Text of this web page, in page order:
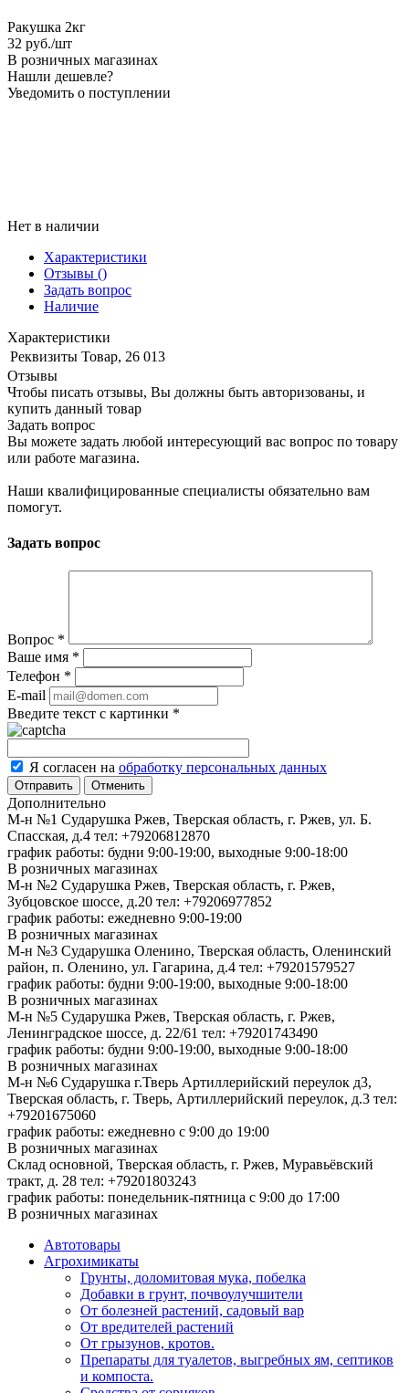
Ракушка 2кг
32 руб./шт
В розничных магазинах
Нашли дешевле?
Уведомить о поступлении
Нет в наличии
Характеристики
Отзывы ()
Задать вопрос
Наличие
Характеристики
Реквизиты Товар, 26 013
Отзывы
Чтобы писать отзывы, Вы должны быть авторизованы, и
купить данный товар
Задать вопрос
Вы можете задать любой интересующий вас вопрос по товару
или работе магазина.
Наши квалифицированные специалисты обязательно вам
помогут.
Задать вопрос
Вопрос *
Ваше имя *
Телефон *
E-mail
Введите текст с картинки *
Я согласен на обработку персональных данных
Отменить
Дополнительно
М-н №1 Сударушка Ржев, Тверская область, г. Ржев, ул. Б.
Спасская, д.4 тел: +79206812870
график работы: будни 9:00-19:00, выходные 9:00-18:00
В розничных магазинах
М-н №2 Cударушка Ржев, Тверская область, г. Ржев,
Зубцовское шоссе, д.20 тел: +79206977852
график работы: ежедневно 9:00-19:00
В розничных магазинах
М-н №3 Сударушка Оленино, Тверская область, Оленинский
район, п. Оленино, ул. Гагарина, д.4 тел: +79201579527
график работы: будни 9:00-19:00, выходные 9:00-18:00
В розничных магазинах
М-н №5 Сударушка Ржев, Тверская область, г. Ржев,
Ленинградское шоссе, д. 22/61 тел: +79201743490
график работы: будни 9:00-19:00, выходные 9:00-18:00
В розничных магазинах
М-н №6 Сударушка г.Тверь Артиллерийский переулок д3,
Тверская область, г. Тверь, Артиллерийский переулок, д.3 тел:
+79201675060
график работы: ежедневно с 9:00 до 19:00
В розничных магазинах
Склад основной, Тверская область, г. Ржев, Муравьёвский
тракт, д. 28 тел: +79201803243
график работы: понедельник-пятница с 9:00 до 17:00
В розничных магазинах
Автотовары
Агрохимикаты
Грунты, доломитовая мука, побелка
Добавки в грунт, почвоулучшители
От болезней растений, садовый вар
От вредителей растений
От грызунов, кротов.
Препараты для туалетов, выгребных ям, септиков
и компоста.